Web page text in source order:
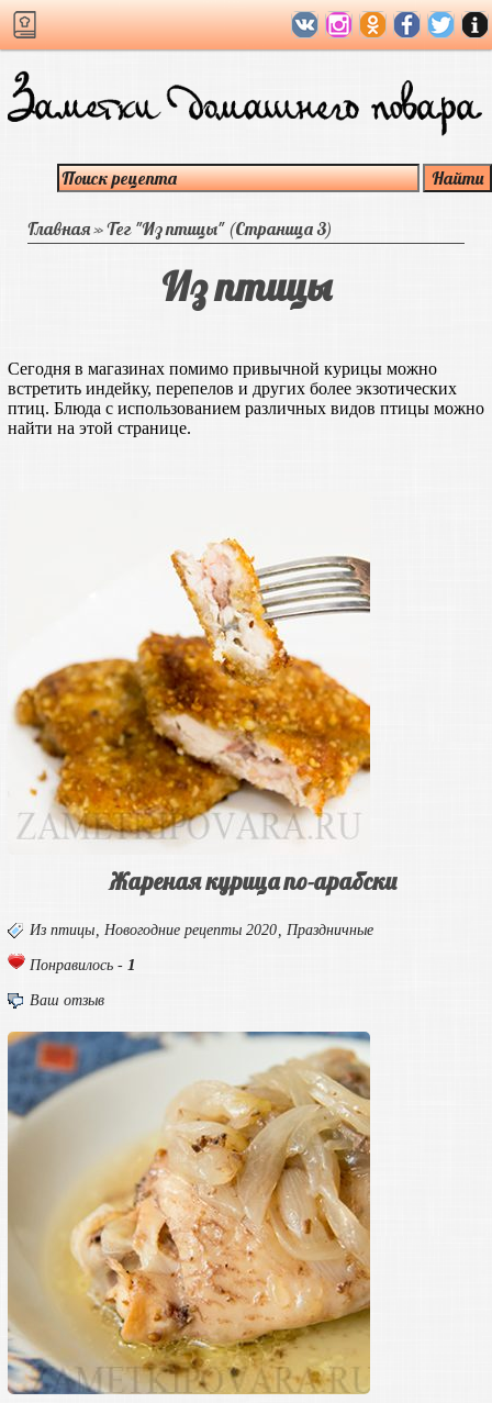
Главная»Тег "Из птицы"(Страница 3)
Из птицы
Сегодня в магазинах помимо привычной курицы можно
встретить индейку, перепелов и других более экзотических
птиц. Блюда с использованием различных видов птицы можно
найти на этой странице.
Жареная курица по-арабски
Из птицы Новогодние рецепты 2020 Праздничные
Понравилось -1
Ваш отзыв